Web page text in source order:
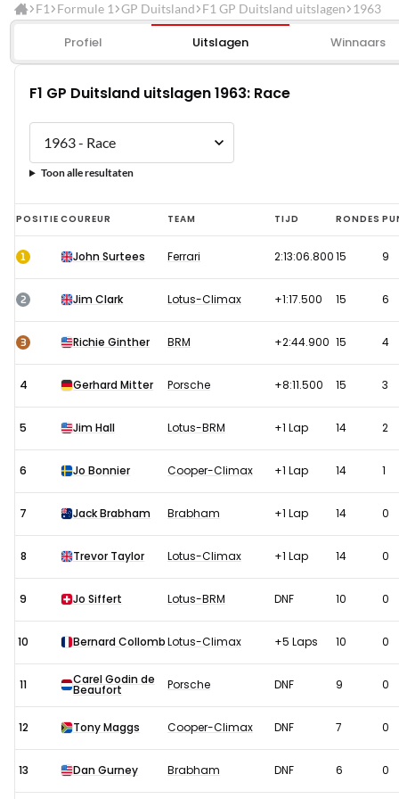
F1 Formule 1 GP Duitsland F1 GP Duitsland uitslagen 1963
Profiel Uitslagen Winnaars
F1 GP Duitsland uitslagen 1963: Race
Toon alle resultaten
F1
GP
Duitsland
uitslagen
Race
POSITIE COUREUR TEAM TIJD RONDES
1 John Surtees Ferrari 2:13:06.80015 9
2 Jim Clark Lotus-Climax +1:17.500 15 6
3 Richie Ginther BRM +2:44.900 15 4
4 Gerhard Mitter Porsche +8:11.500 15 3
5 Jim Hall Lotus-BRM +1 Lap 14 2
6 Jo Bonnier Cooper-Climax +1 Lap 14 1
7 Jack Brabham Brabham +1 Lap 14 0
8 Trevor Taylor Lotus-Climax +1 Lap 14 0
9 Jo Siffert Lotus-BRM DNF 10 0
10 Bernard CollombLotus-Climax +5 Laps 10 0
11 Carel Godin de
Beaufort Porsche DNF 9 0
12 Tony Maggs Cooper-Climax DNF 7 0
13 Dan Gurney Brabham DNF 6 0